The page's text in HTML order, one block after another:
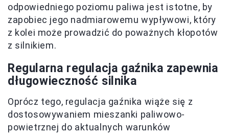
odpowiedniego poziomu paliwa jest istotne, by
zapobiec jego nadmiarowemu wypływowi, który
z kolei może prowadzić do poważnych kłopotów
z silnikiem.
Regularna regulacja gaźnika zapewnia
długowieczność silnika
Oprócz tego, regulacja gaźnika wiąże się z
dostosowywaniem mieszanki paliwowo-
powietrznej do aktualnych warunków